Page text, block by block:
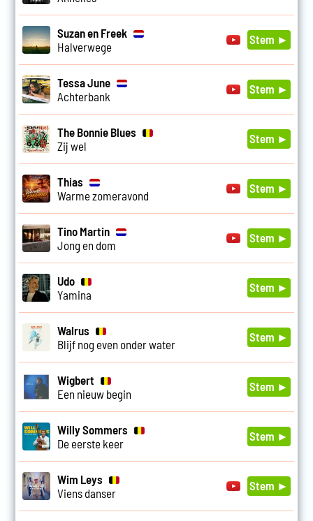
Suzan en Freek
Halverwege
Stem ►
Tessa June
Achterbank
Stem ►
The Bonnie Blues
Zij wel
Stem ►
Thias
Warme zomeravond
Stem ►
Tino Martin
Jong en dom
Stem ►
Udo
Yamina
Stem ►
Walrus
Blijf nog even onder water
Stem ►
Wigbert
Een nieuw begin
Stem ►
Willy Sommers
De eerste keer
Stem ►
Wim Leys
Viens danser
Stem ►